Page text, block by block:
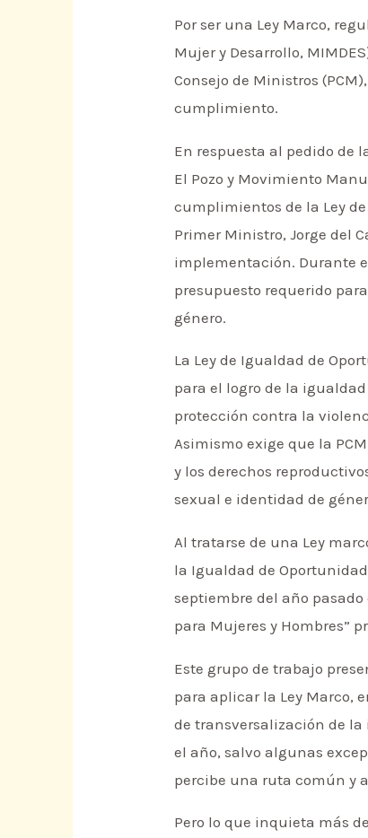
Por ser una Ley Marco,
Mujer y Desarrollo,
Consejo de Ministros
cumplimiento.
En respuesta al pedido de
El Pozo y Movimiento
cumplimientos de la Ley
Primer Ministro, Jorge del
implementación. Durante
presupuesto requerido
género.
La Ley de Igualdad de
para el logro de la
protección contra la
Asimismo exige que la
y los derechos
sexual e identidad de
Al tratarse de una Ley
la Igualdad de
septiembre del año
para Mujeres y Hombres”
Este grupo de trabajo
para aplicar la Ley Marco,
de transversalización de
el año, salvo algunas
percibe una ruta común y
Pero lo que inquieta más